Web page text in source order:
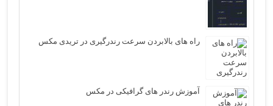
راه های بالابردن سرعت رندرگیری در تریدی مکس
آموزش رندر های گرافیکی در مکس